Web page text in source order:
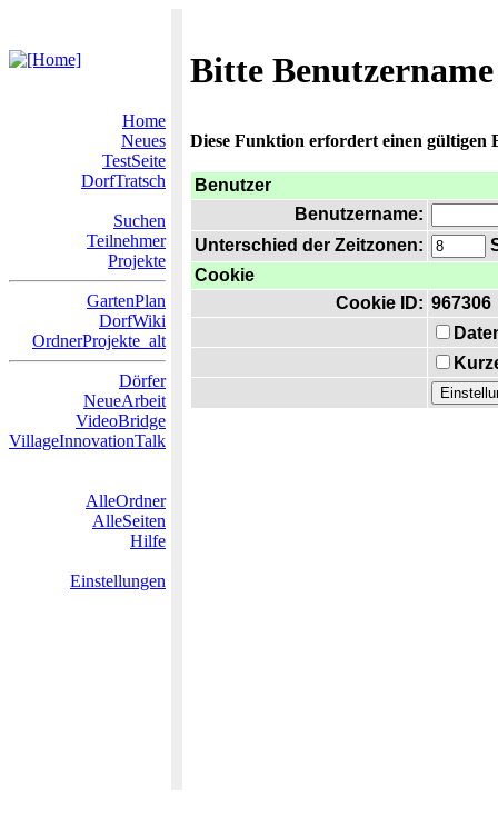
Bitte
Home
Neues
TestSeite
DorfTratsch
Suchen
Teilnehmer
Projekte
GartenPlan
DorfWiki
OrdnerProjekte_alt
Dörfer
NeueArbeit
VideoBridge
VillageInnovationTalk
AlleOrdner
AlleSeiten
Hilfe
Einstellungen
Diese Funktion erfordert einen gültigen
Benutzer
Benutzername:
Unterschied der Zeitzonen:
Cookie
Cookie ID: 967306